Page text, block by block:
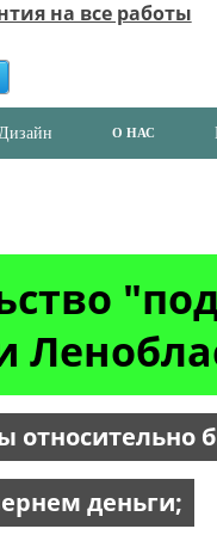
на все работы
О НАС
относительно
деньги;